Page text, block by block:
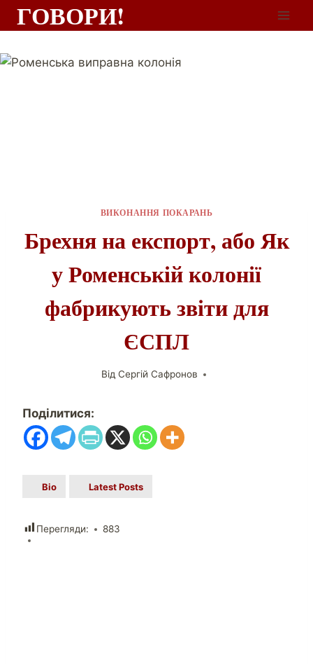
ГОВОРИ!
ВИКОНАННЯ ПОКАРАНЬ
Брехня на експорт, або Як
у Роменській колонії
фабрикують звіти для
ЄСПЛ
Від Сергій Сафронов
Поділитися:
Bio Latest Posts
Перегляди: 883